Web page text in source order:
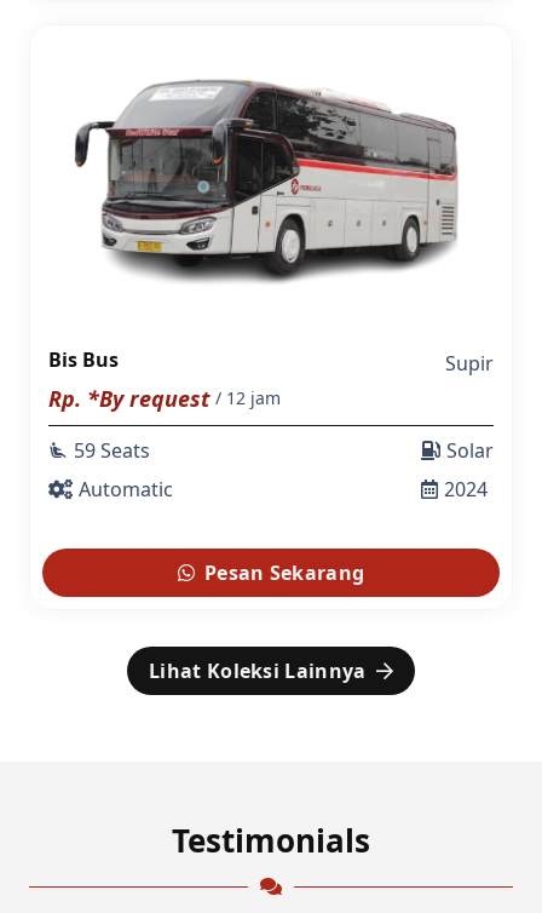
Bis Bus Supir
Rp. *By request / 12 jam
airline_seat_recline_extra 59 Seats
Automatic
Solar
2024
Pesan Sekarang
Lihat Koleksi Lainnya
Testimonials